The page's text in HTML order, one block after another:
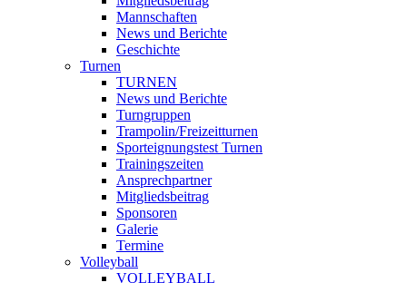
Mannschaften
News und Berichte
Geschichte
Turnen
TURNEN
News und Berichte
Turngruppen
Trampolin/Freizeitturnen
Sporteignungstest Turnen
Trainingszeiten
Ansprechpartner
Mitgliedsbeitrag
Sponsoren
Galerie
Termine
Volleyball
VOLLEYBALL